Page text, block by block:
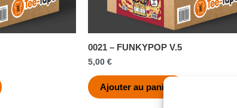
0021 – FUNKYPOP V.5
5,00 €
Ajouter au panier